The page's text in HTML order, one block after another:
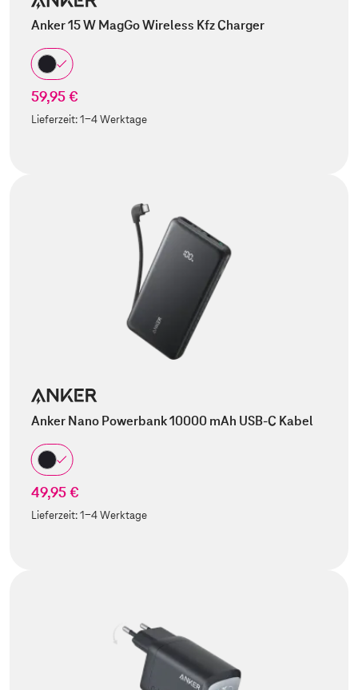
Anker 15 W MagGo Wireless Kfz Charger
59,95 €
Lieferzeit:1-4 Werktage
Anker Nano Powerbank 10000 mAh USB-C Kabel
49,95 €
Lieferzeit:1-4 Werktage